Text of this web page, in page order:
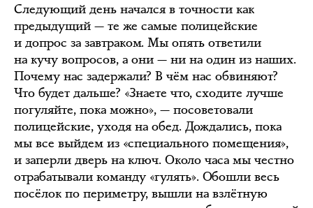
Следующий день начался в точности как
предыдущий — те же самые полицейские
и допрос за завтраком. Мы опять ответили
на кучу вопросов, а они — ни на один из наших.
Почему нас задержали? В чём нас обвиняют?
Что будет дальше? «Знаете что, сходите лучше
погуляйте, пока можно», — посоветовали
полицейские, уходя на обед. Дождались, пока
мы все выйдем из «специального помещения»,
и заперли дверь на ключ. Около часа мы честно
отрабатывали команду «гулять». Обошли весь
посёлок по периметру, вышли на взлётную